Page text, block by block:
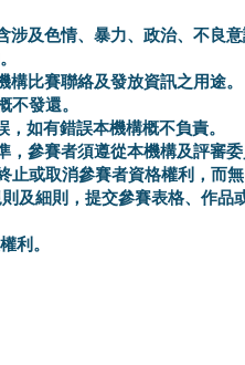
涉及色情、暴力、政治、不良
比賽聯絡及發放資訊之用途。
發還。
如有錯誤本機構概不負責。
參賽者須遵從本機構及評審委
或取消參賽者資格權利，而無
及細則，提交參賽表格、作品
利。